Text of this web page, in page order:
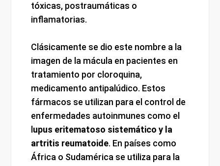
tóxicas, postraumáticas o
inflamatorias.
Clásicamente se dio este nombre a la
imagen de la mácula en pacientes en
tratamiento por cloroquina,
medicamento antipalúdico. Estos
fármacos se utilizan para el control de
enfermedades autoinmunes como el
upus eritematoso sistemático y la
artritis reumatoide. En países como
África o Sudamérica se utiliza para la